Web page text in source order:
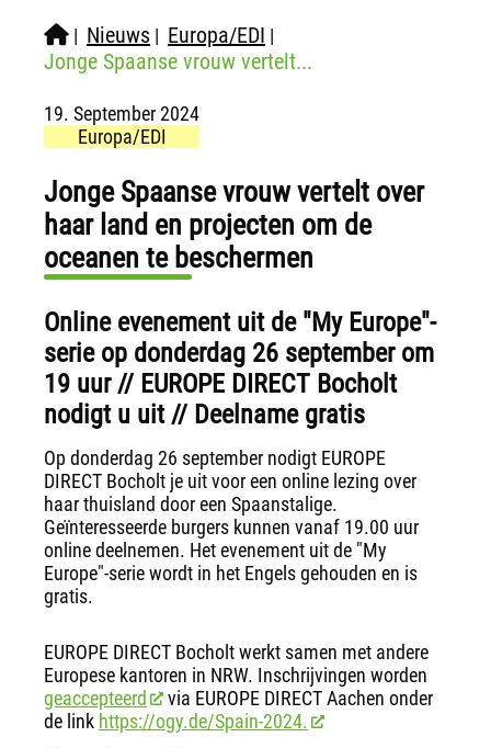
| Nieuws | Europa/EDI |
Jonge Spaanse vrouw vertelt...
19. September 2024
Europa/EDI
Jonge Spaanse vrouw vertelt over
haar land en projecten om de
oceanen te beschermen
Online evenement uit de "My Europe"-
serie op donderdag 26 september om
19 uur // EUROPE DIRECT Bocholt
nodigt u uit // Deelname gratis
Op donderdag 26 september nodigt EUROPE
DIRECT Bocholt je uit voor een online lezing over
haar thuisland door een Spaanstalige.
Geïnteresseerde burgers kunnen vanaf 19.00 uur
online deelnemen. Het evenement uit de "My
Europe"-serie wordt in het Engels gehouden en is
gratis.
EUROPE DIRECT Bocholt werkt samen met andere
Europese kantoren in NRW. Inschrijvingen worden
geaccepteerd
via EUROPE DIRECT Aachen onder
de link https://ogy.de/Spain-2024.